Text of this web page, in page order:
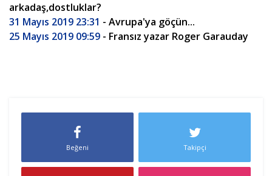
arkadaş,dostluklar?
31 Mayıs 2019 23:31 - Avrupa'ya göçün...
25 Mayıs 2019 09:59 - Fransız yazar Roger Garauday
Beğeni Takipçi